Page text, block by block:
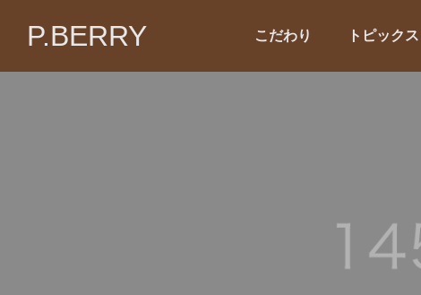
P.BERRY こだわり トピックス